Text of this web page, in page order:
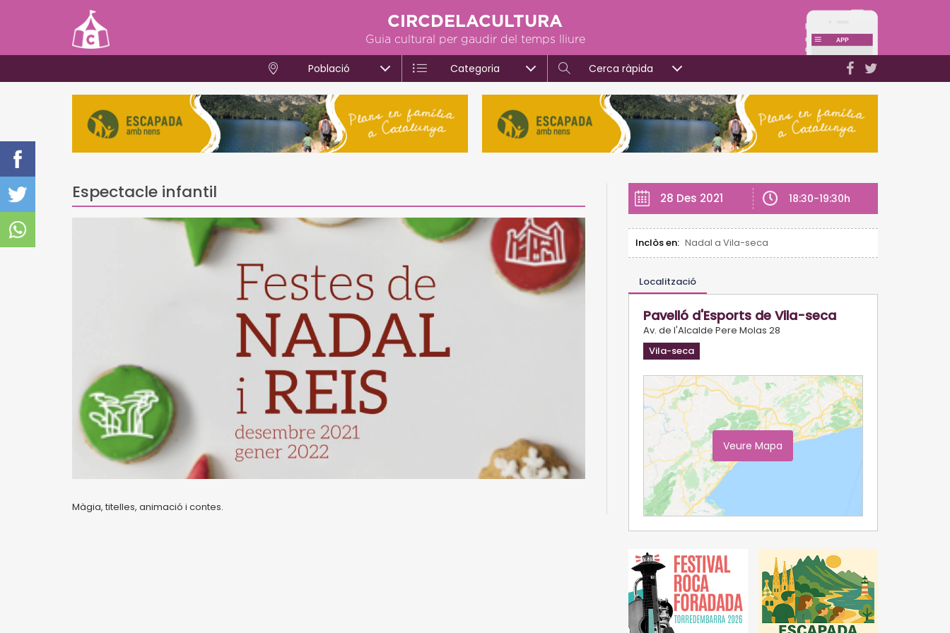
CIRCDELACULTURA
Guia cultural per gaudir del temps lliure
Població Categoria Cerca ràpida
Espectacle infantil
Màgia, titelles, animació i contes.
28 Des 2021 18:30-19:30h
Inclòs en: Nadal a Vila-seca
Localització
Pavelló d'Esports de Vila-seca
Av. de l'Alcalde Pere Molas 28
Vila-seca
Veure Mapa